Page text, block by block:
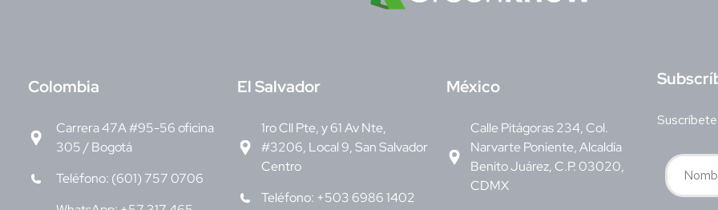
Colombia
Carrera 47A #95-56 oficina
305 / Bogotá
Teléfono: (601) 757 0706
El Salvador
1ro Cll Pte, y 61 Av Nte,
#3206, Local 9, San Salvador
Centro
Teléfono: +503 6986 1402
México
Calle Pitágoras 234, Col.
Narvarte Poniente, Alcaldía
Benito Juárez, C.P. 03020,
CDMX
S